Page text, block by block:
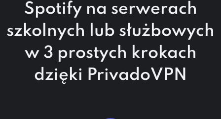
Spotify na serwerach
szkolnych lub służbowych
w 3 prostych krokach
dzięki PrivadoVPN